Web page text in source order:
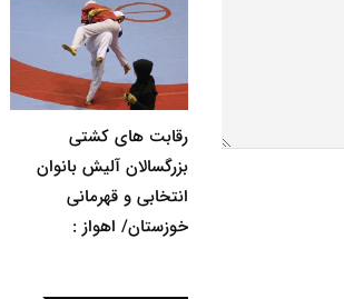
رقابت های کشتی
بزرگسالان آلیش بانوان
انتخابی و قهرمانی
خوزستان/ اهواز :